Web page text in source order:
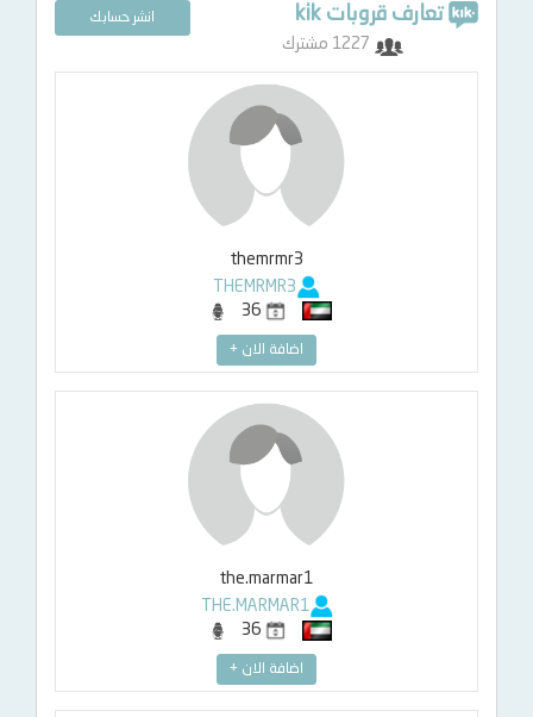
تعارف قروبات kik انشر حسابك
themrmr3
THEMRMR3
36
اضافة الان +
the.marmar1
THE.MARMAR1
36
اضافة الان +